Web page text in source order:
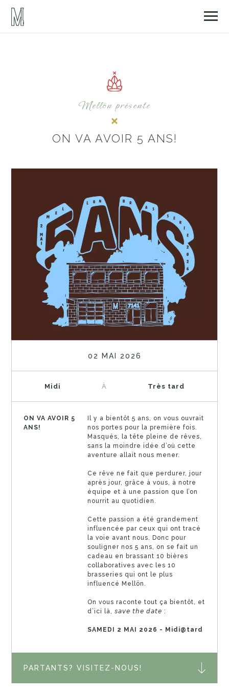
Mellön présente
ON VA AVOIR 5 ANS!
02 MAI 2026
Midi À Très tard
ON VA AVOIR 5
ANS!
Il y a bientôt 5 ans, on vous ouvrait
nos portes pour la première fois.
Masqués, la tête pleine de rêves,
sans la moindre idée d’où cette
aventure allait nous mener.
Ce rêve ne fait que perdurer, jour
après jour, grâce à vous, à notre
équipe et à une passion que l’on
nourrit au quotidien.
Cette passion a été grandement
influencée par ceux qui ont tracé
la voie avant nous. Donc pour
souligner nos 5 ans, on se fait un
cadeau en brassant 10 bières
collaboratives avec les 10
brasseries qui ont le plus
influencé Mellön.
On vous raconte tout ça bientôt, et
d’ici là, 𝘴𝘢𝘷𝘦 𝘵𝘩𝘦 𝘥𝘢𝘵𝘦 :
SAMEDI 2 MAI 2026 - Midi@tard
PARTANTS? VISITEZ-NOUS!